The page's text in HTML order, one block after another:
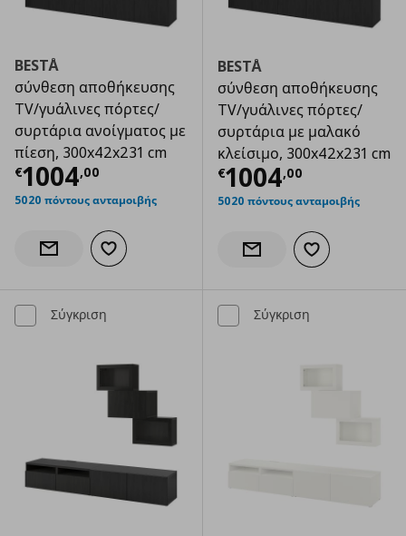
BESTÅ
σύνθεση αποθήκευσης
TV/γυάλινες πόρτες/
συρτάρια ανοίγματος με
πίεση, 300x42x231 cm
€1004,00
Τρέχουσα τιμή € 1004,00
5020 πόντους ανταμοιβής
Ενημέρωση διαθεσιμότητας
Προσθήκη στα αγαπημένα
BESTÅ
σύνθεση αποθήκευσης
TV/γυάλινες πόρτες/
συρτάρια με μαλακό
κλείσιμο, 300x42x231 cm
€1004,00
Τρέχουσα
5020 πόντους ανταμοιβής
Ενημέρωση διαθεσιμότητας
Προσθήκη στα
Σύγκριση Σύγκριση